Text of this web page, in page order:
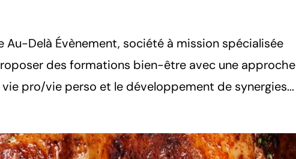
Au-Delà Évènement, société à mission spécialisée
des formations bien-être avec une approche
pro/vie perso et le développement de synergies...